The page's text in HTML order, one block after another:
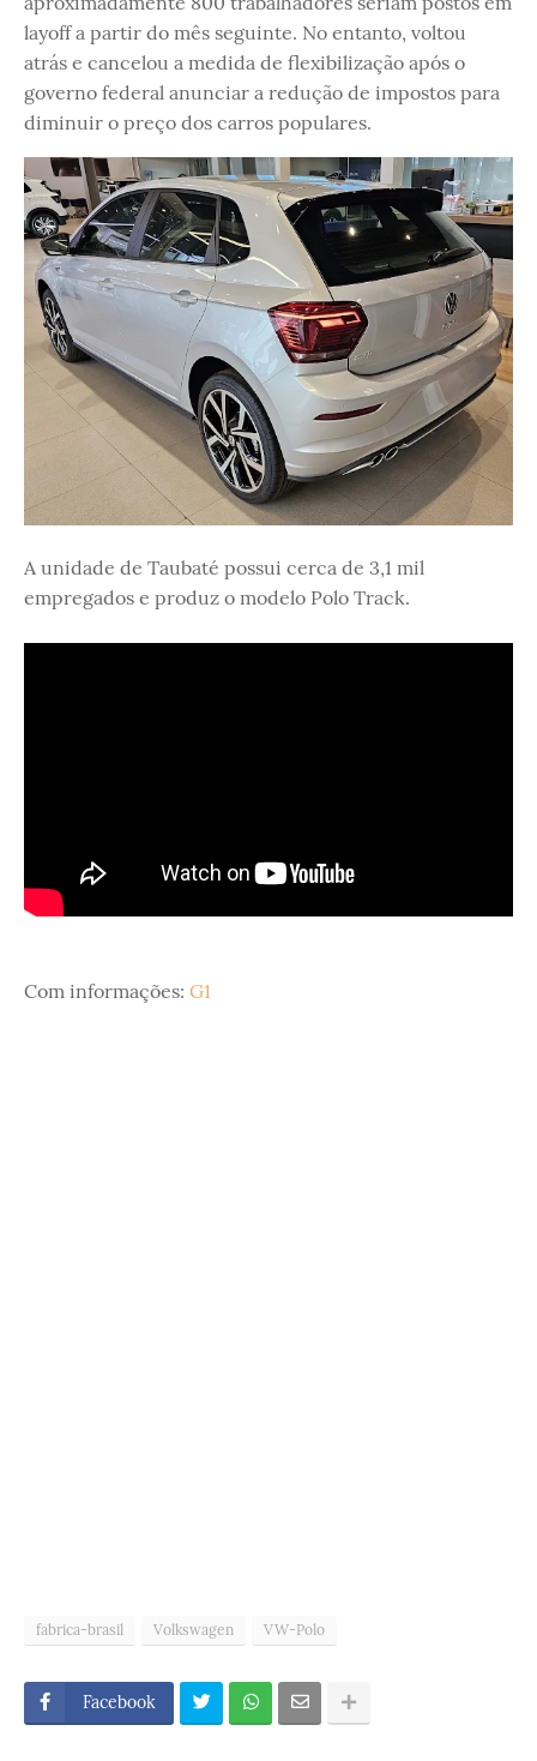
layoff a partir do mês seguinte. No entanto, voltou
atrás e cancelou a medida de flexibilização após o
governo federal anunciar a redução de impostos para
diminuir o preço dos carros populares.
A unidade de Taubaté possui cerca de 3,1 mil
empregados e produz o modelo Polo Track.
Com informações: G1
fabrica-brasil Volkswagen VW-Polo
Facebook